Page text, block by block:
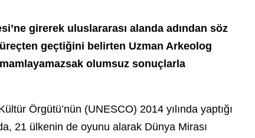
girerek uluslararası alanda adından söz
geçtiğini belirten Uzman Arkeolog
olumsuz sonuçlarla
Örgütü’nün (UNESCO) 2014 yılında yaptığı
21 ülkenin de oyunu alarak Dünya Mirası